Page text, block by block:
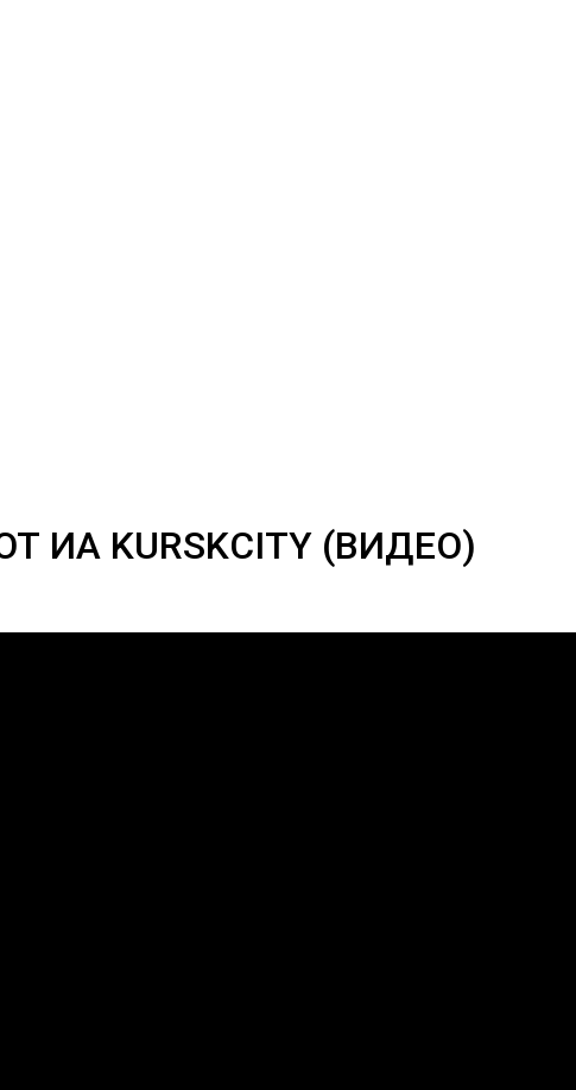
ИА KURSKCITY (ВИДЕО)